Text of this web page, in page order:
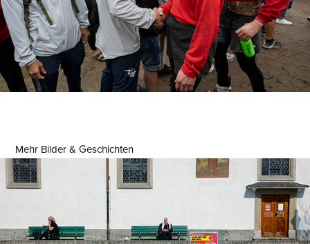
Mehr Bilder & Geschichten